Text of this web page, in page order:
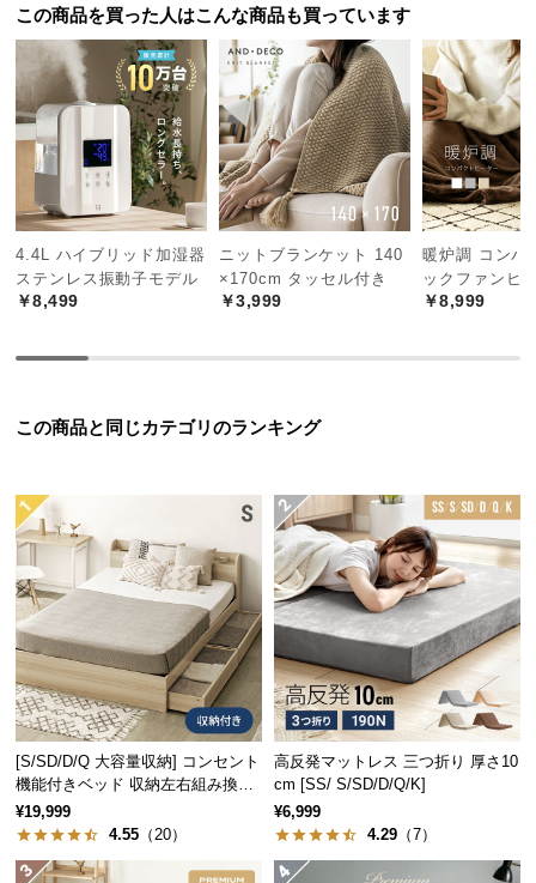
中
型
商
の
配
送
に
つ
い
て
品
送
に
い
開
梱
設
置
サ
ー
ビ
ス
この商品を買った人はこんな商品も買っています
4.4L ハイブリッド加湿器
ステンレス振動子モデル
￥8,499
ニットブランケット 140
×170cm タッセル付き
￥3,999
暖炉調 コンパ
ックファンヒ
￥8,999
この商品と同じカテゴリのランキング
[S/SD/D/Q 大容量収納] コンセント
機能付きベッド 収納左右組み換え
可能
¥19,999
4.55 （20）
高反発マットレス 三つ折り 厚さ10
cm [SS/ S/SD/D/Q/K]
¥6,999
4.29 （7）